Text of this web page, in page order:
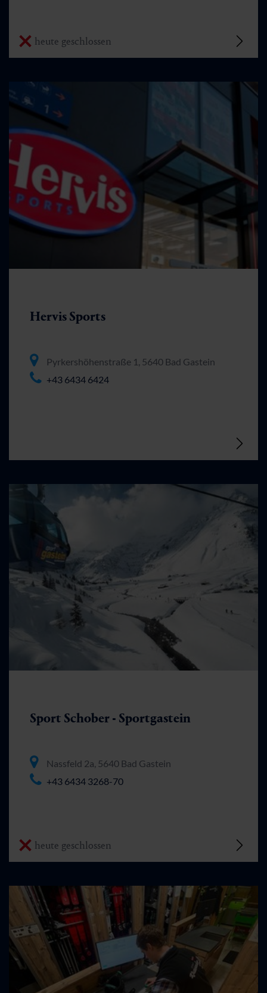
heute geschlossen
Hervis Sports
Pyrkershöhenstraße 1, 5640 Bad Gastein
+43 6434 6424
Sport Schober - Sportgastein
Nassfeld 2a, 5640 Bad Gastein
+43 6434 3268-70
heute geschlossen